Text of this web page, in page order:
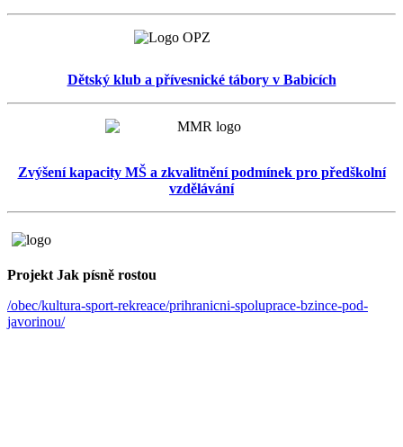
Dětský klub a přívesnické tábory v Babicích
Zvýšení kapacity MŠ a zkvalitnění podmínek pro předškolní
vzdělávání
Projekt Jak písně rostou
/obec/kultura-sport-rekreace/prihranicni-spoluprace-bzince-pod-
javorinou/